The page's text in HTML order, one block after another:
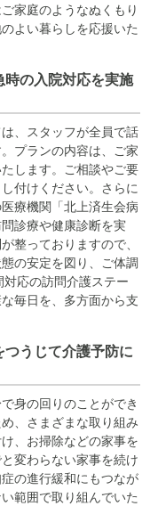
家庭のようなぬくもり
よい暮らしを応援いた
時の入院対応を実施
、スタッフが全員で話
プランの内容は、ご家
します。ご相談やご要
付けください。さらに
療機関「北上済生会病
診療や健康診断を実
整っておりますので、
の安定を図り、ご体調
応の訪問介護ステー
毎日を、多方面から支
つうじて介護予防に
身の回りのことができ
、さまざまな取り組み
、お掃除などの家事を
変わらない家事を続け
の進行緩和にもつなが
範囲で取り組んでいた